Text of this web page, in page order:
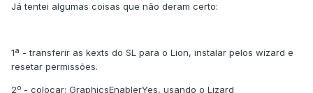
Já tentei algumas coisas que não deram certo:
1ª - transferir as kexts do SL para o Lion, instalar pelos wizard e
resetar permissões.
2º - colocar: GraphicsEnablerYes, usando o Lizard